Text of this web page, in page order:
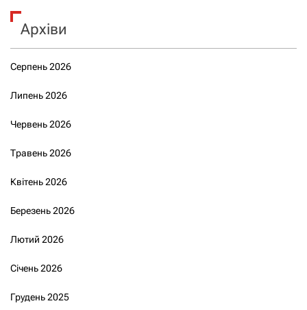
Архіви
Серпень 2026
Липень 2026
Червень 2026
Травень 2026
Квітень 2026
Березень 2026
Лютий 2026
Січень 2026
Грудень 2025